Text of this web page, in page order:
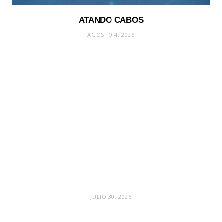
ATANDO CABOS
AGOSTO 4, 2026
JULIO 30, 2026